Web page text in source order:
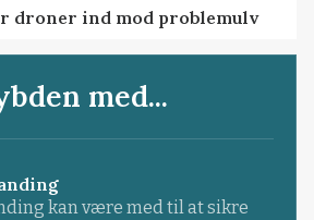
droner ind mod problemulv
med...
kan være med til at sikre